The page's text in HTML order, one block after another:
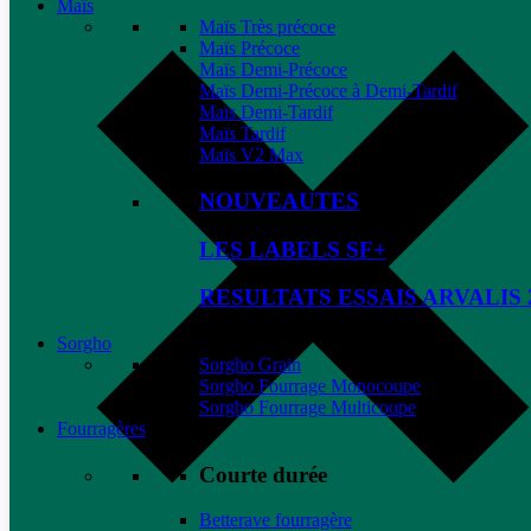
Maïs
Maïs Très précoce
Maïs Précoce
Maïs Demi-Précoce
Maïs Demi-Précoce à Demi-Tardif
Maïs Demi-Tardif
Maïs Tardif
Maïs V2 Max
NOUVEAUTES
LES LABELS SF+
RESULTATS ESSAIS ARVALIS
Sorgho
Sorgho Grain
Sorgho Fourrage Monocoupe
Sorgho Fourrage Multicoupe
Fourragères
Courte durée
Betterave fourragère